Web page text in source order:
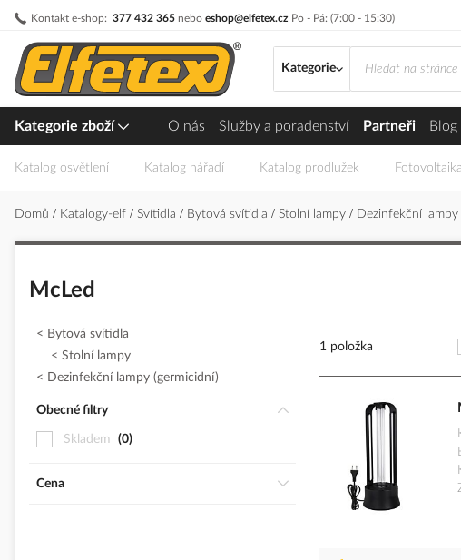
Kontakt e-shop: 377 432 365 nebo eshop@elfetex.cz Po - Pá: (7:00 - 15:30)
Přejít
obsah
Kategorie
Kategorie zboží O nás Služby a poradenství Partneři Blog
Katalog osvětlení Katalog nářadí Katalog prodlužek Fotovoltaika
Domů Katalogy-elf Svítidla Bytová svítidla Stolní lampy Dezinfekční lampy
McLed
1 položka
Bytová svítidla
Stolní lampy
Dezinfekční lampy (germicidní)
Obecné filtry
Skladem 0
Cena